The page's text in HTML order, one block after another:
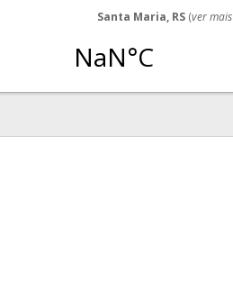
Santa Maria, RS (ver mais